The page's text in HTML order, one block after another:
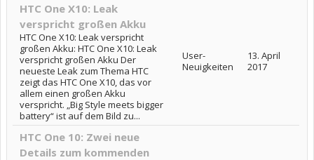
HTC One X10: Leak
verspricht großen Akku
HTC One X10: Leak verspricht
großen Akku: HTC One X10: Leak
verspricht großen Akku Der
neueste Leak zum Thema HTC
zeigt das HTC One X10, das vor
allem einen großen Akku
verspricht. „Big Style meets bigger
battery“ ist auf dem Bild zu...
User-
Neuigkeiten
13. April
2017
HTC One 10: Zwei neue
Details zum kommenden